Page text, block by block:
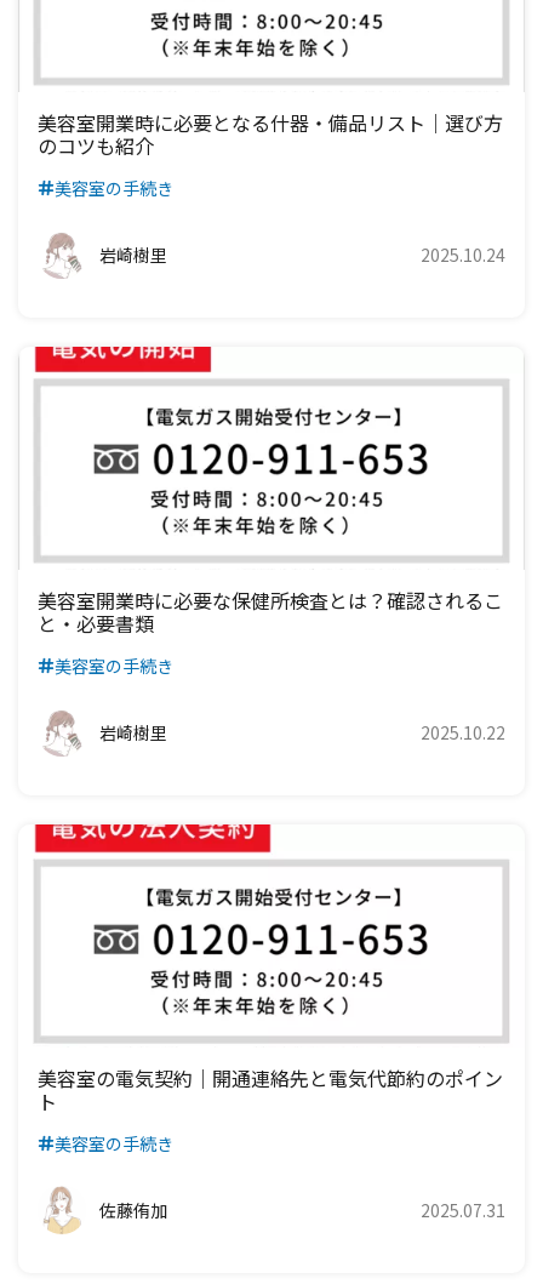
美容室開業時に必要となる什器・備品リスト｜選び方
のコツも紹介
美容室の手続き
岩崎樹里 2025.10.24
美容室開業時に必要な保健所検査とは？確認されるこ
と・必要書類
美容室の手続き
岩崎樹里 2025.10.22
美容室の電気契約｜開通連絡先と電気代節約のポイン
ト
美容室の手続き
佐藤侑加 2025.07.31